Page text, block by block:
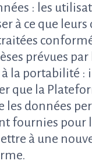
: les
à ce que
prévues par
à la portabilité :
que la
les données
fournies pour
à une